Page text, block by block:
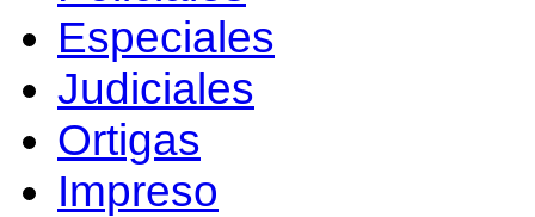
Especiales
Judiciales
Ortigas
Impreso